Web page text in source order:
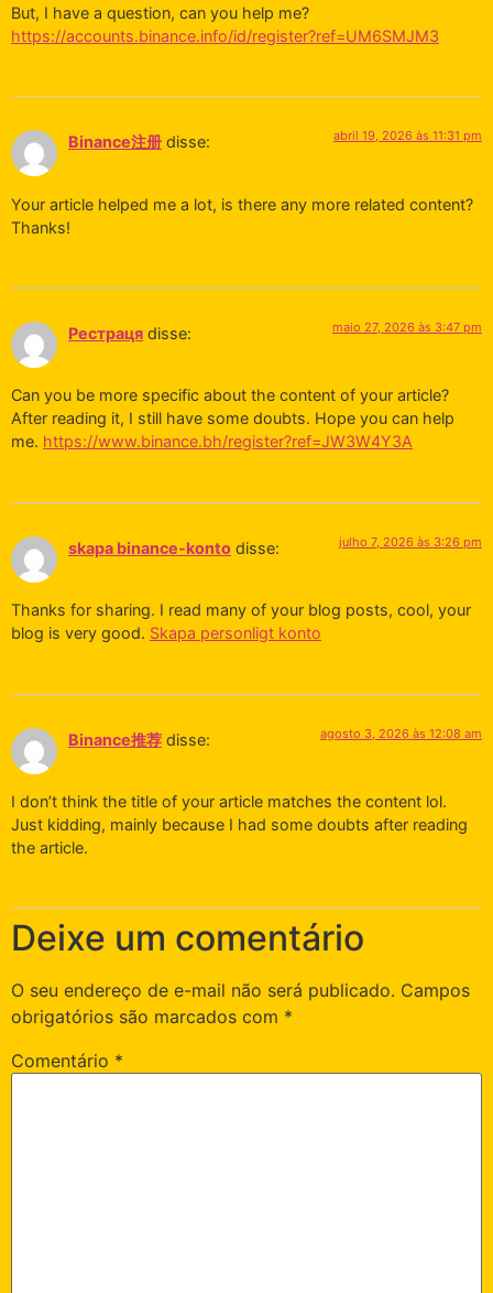
But, I have a question, can you help me?
https://accounts.binance.info/id/register?ref=UM6SMJM3
Binance注册 disse: abril 19, 2026 às 11:31 pm
Your article helped me a lot, is there any more related content?
Thanks!
Рестраця disse: maio 27, 2026 às 3:47 pm
Can you be more specific about the content of your article?
After reading it, I still have some doubts. Hope you can help
me. https://www.binance.bh/register?ref=JW3W4Y3A
skapa binance-konto disse: julho 7, 2026 às 3:26 pm
Thanks for sharing. I read many of your blog posts, cool, your
blog is very good. Skapa personligt konto
Binance推荐 disse: agosto 3, 2026 às 12:08 am
I don’t think the title of your article matches the content lol.
Just kidding, mainly because I had some doubts after reading
the article.
Deixe um comentário
O seu endereço de e-mail não será publicado. Campos
obrigatórios são marcados com *
Comentário *